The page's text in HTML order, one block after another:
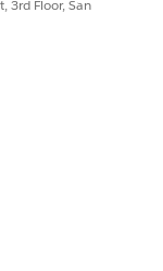
3rd Floor, San